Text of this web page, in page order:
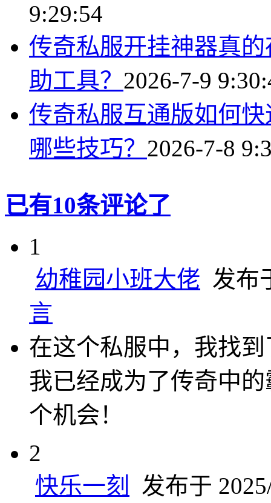
9:29:54
传奇私服开挂神器真
助工具？ 2026-7-9
传奇私服互通版如何
哪些技巧？ 2026-7-8
已有10条评论了
1
幼稚园小班大佬 发布
言
在这个私服中，我找
我已经成为了传奇中
个机会！
2
快乐一刻
发布于